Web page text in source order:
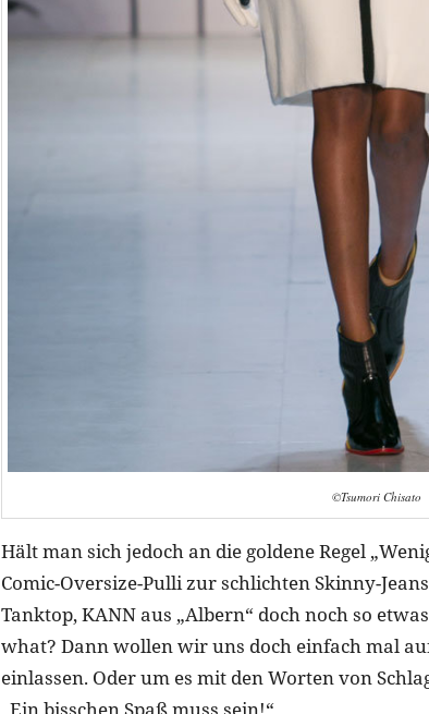
©Tsumori Chisato
Hält man sich jedoch an die goldene Regel
Comic-Oversize-Pulli zur schlichten Skinny-
Tanktop, KANN aus „Albern“ doch noch so
what? Dann wollen wir uns doch einfach mal
einlassen. Oder um es mit den Worten von